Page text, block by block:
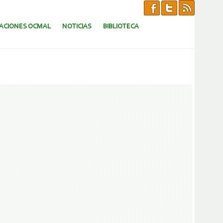
OCMAL NOTICIAS BIBLIOTECA